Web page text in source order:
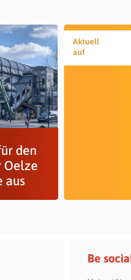
den
Oelze
aus
Aktuell
auf
Be